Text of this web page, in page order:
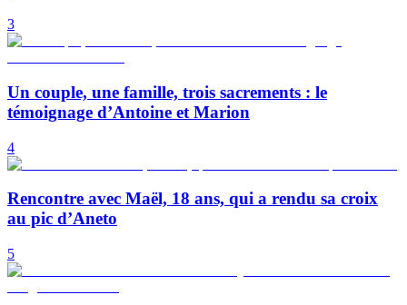
3
Un couple, une famille, trois sacrements : le
témoignage d’Antoine et Marion
4
Rencontre avec Maël, 18 ans, qui a rendu sa croix
au pic d’Aneto
5